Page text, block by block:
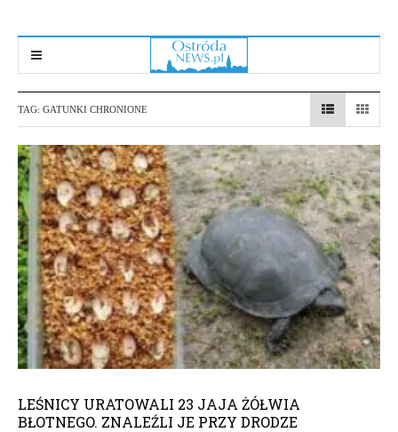
TAG: GATUNKI CHRONIONE
LEŚNICY URATOWALI 23 JAJA ŻÓŁWIA
BŁOTNEGO. ZNALEŹLI JE PRZY DRODZE